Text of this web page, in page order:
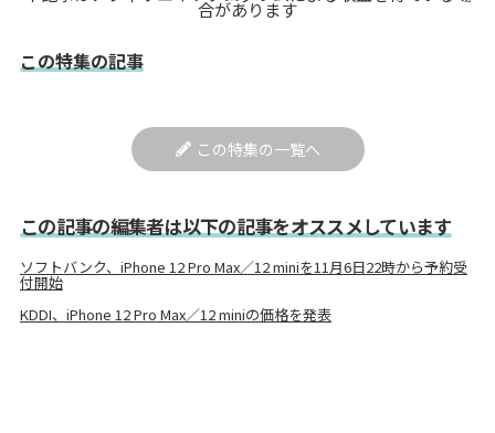
合があります
この特集の記事
この特集の一覧へ
この記事の編集者は以下の記事をオススメしています
ソフトバンク、iPhone 12 Pro Max／12 miniを11月6日22時から予約受
付開始
KDDI、iPhone 12 Pro Max／12 miniの価格を発表